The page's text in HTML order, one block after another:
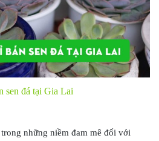
sen đá tại Gia Lai
những niềm đam mê đối với